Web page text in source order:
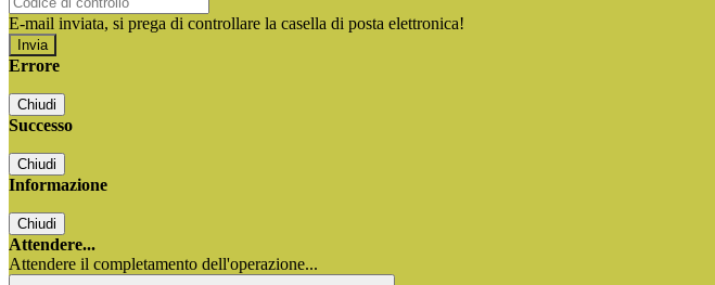
E-mail inviata, si prega di controllare la casella di posta elettronica!
Errore
Chiudi
Successo
Chiudi
Informazione
Chiudi
Attendere...
Attendere il completamento dell'operazione...